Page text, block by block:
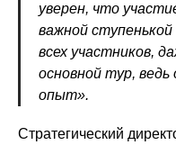
уверен, что
важной ступенькой
всех участников,
основной тур,
опыт».
Стратегический